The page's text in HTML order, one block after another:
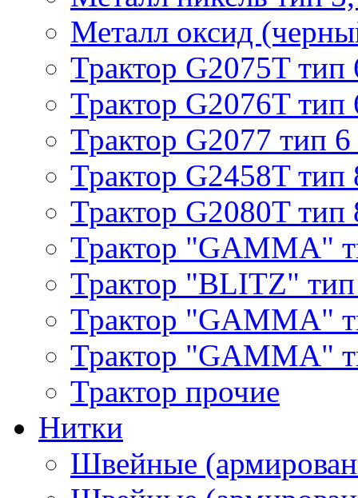
Металл оксид
Трактор G2075T тип
Трактор G2076T тип
Трактор G2077 тип 6
Трактор G2458T тип
Трактор G2080T тип
Трактор "GAMMA"
Трактор "BLITZ"
Трактор "GAMMA"
Трактор "GAMMA"
Трактор прочие
Нитки
Швейные